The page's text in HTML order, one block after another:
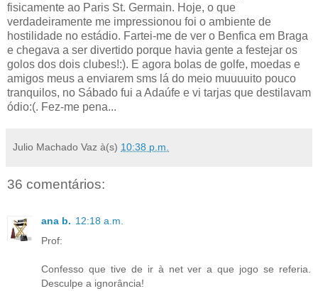
fisicamente ao Paris St. Germain. Hoje, o que
verdadeiramente me impressionou foi o ambiente de
hostilidade no estádio. Fartei-me de ver o Benfica em Braga
e chegava a ser divertido porque havia gente a festejar os
golos dos dois clubes!:). E agora bolas de golfe, moedas e
amigos meus a enviarem sms lá do meio muuuuito pouco
tranquilos, no Sábado fui a Adaúfe e vi tarjas que destilavam
ódio:(. Fez-me pena...
Julio Machado Vaz à(s) 10:38 p.m.
36 comentários:
ana b. 12:18 a.m.
Prof:
Confesso que tive de ir à net ver a que jogo se referia.
Desculpe a ignorância!